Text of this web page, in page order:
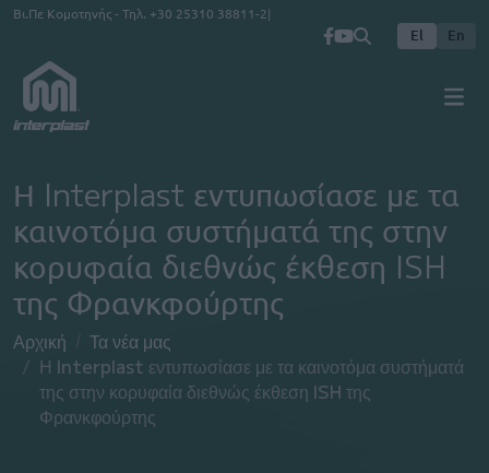
Παράκαμψη προς το κυρίως περιεχόμενο
Βι.Πε Κομοτηνής - Τηλ. +30 25310 38811-2
El En
Η Interplast εντυπωσίασε με τα
καινοτόμα συστήματά της στην
κορυφαία διεθνώς έκθεση ISH
της Φρανκφούρτης
Αρχική
Τα νέα μας
Η Interplast εντυπωσίασε με τα καινοτόμα συστήματά
της στην κορυφαία διεθνώς έκθεση ISH της
Φρανκφούρτης